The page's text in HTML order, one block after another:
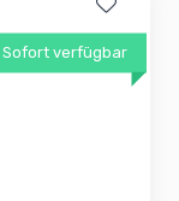
Sofort verfügbar